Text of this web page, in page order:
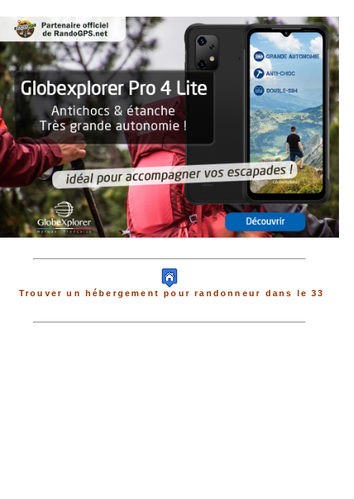
Trouver un hébergement pour randonneur dans le 33